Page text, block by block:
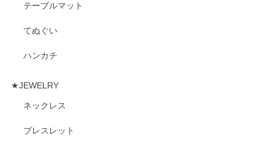
テーブルマット
てぬぐい
ハンカチ
★JEWELRY
ネックレス
ブレスレット